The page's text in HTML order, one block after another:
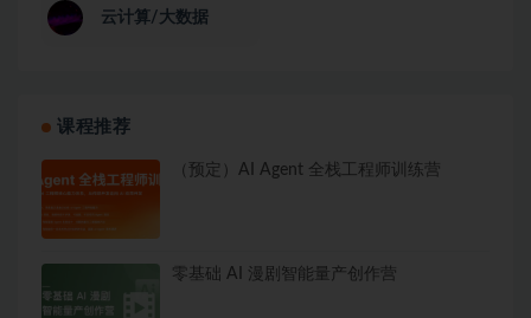
云计算/大数据
课程推荐
（预定）AI Agent 全栈工程师训练营
零基础 AI 漫剧智能量产创作营